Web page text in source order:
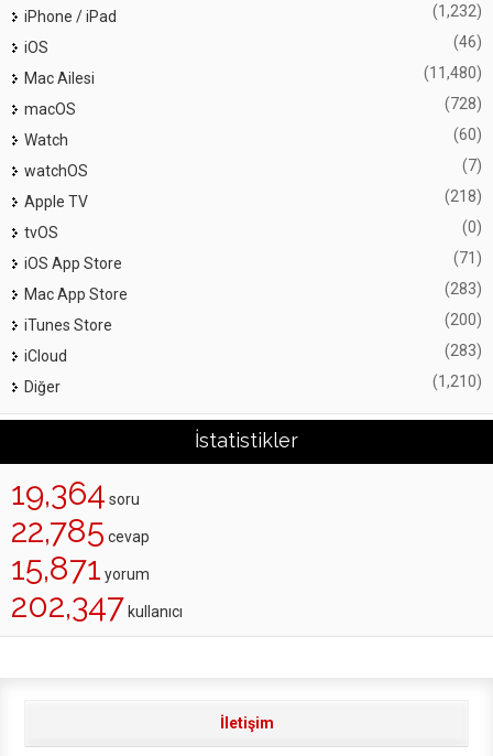
iPhone / iPad
(1,232)
iOS (46)
Mac Ailesi (11,480)
macOS (728)
Watch (60)
watchOS (7)
Apple TV (218)
tvOS (0)
iOS App Store (71)
Mac App Store (283)
iTunes Store (200)
iCloud (283)
Diğer (1,210)
İstatistikler
19,364 soru
22,785 cevap
15,871 yorum
202,347 kullanıcı
İletişim